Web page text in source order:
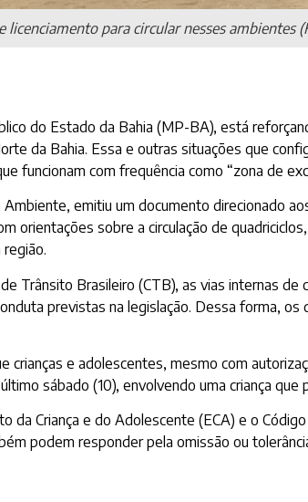
para circular nesses ambientes
do Estado da Bahia (MP-BA), está
da Bahia. Essa e outras situações que
funcionam com frequência como “zona de
emitiu um documento direcionado
orientações sobre a circulação de
Trânsito Brasileiro (CTB), as vias internas
previstas na legislação. Dessa forma,
e adolescentes, mesmo com
sábado (10), envolvendo uma criança que
da Criança e do Adolescente (ECA) e o
podem responder pela omissão ou